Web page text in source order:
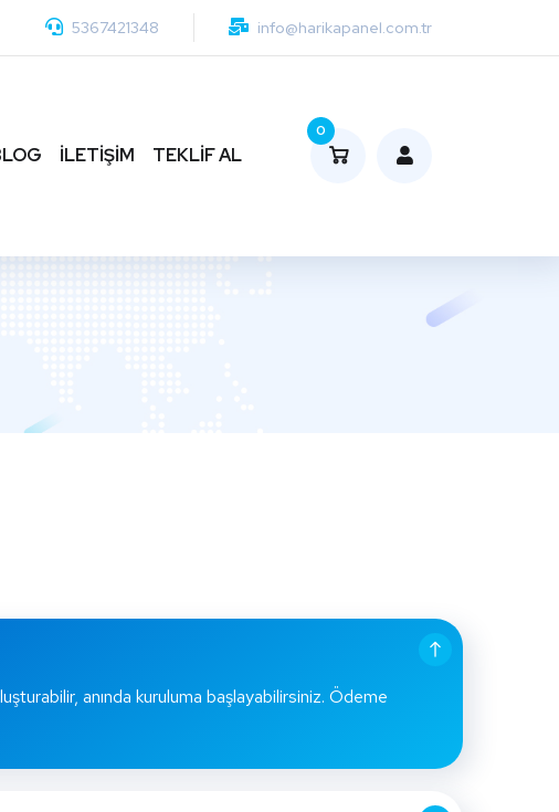
5367421348 info@harikapanel.com.tr
İLETİŞİM TEKLİF AL
0
anında kuruluma başlayabilirsiniz. Ödeme